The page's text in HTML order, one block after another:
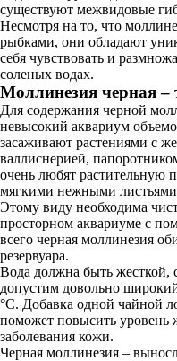
существуют межвидовые
Несмотря на то, что
рыбками, они обладают
себя чувствовать и
соленых водах.
Моллинезия черная –
Для содержания черной
невысокий аквариум
засаживают растениями с
валлиснерией,
очень любят растительную
мягкими нежными
Этому виду необходима
просторном аквариуме с
всего черная моллинезия
резервуара.
Вода должна быть жесткой,
допустим довольно
°C. Добавка одной чайной
поможет повысить уровень
заболевания кожи.
Черная моллинезия –